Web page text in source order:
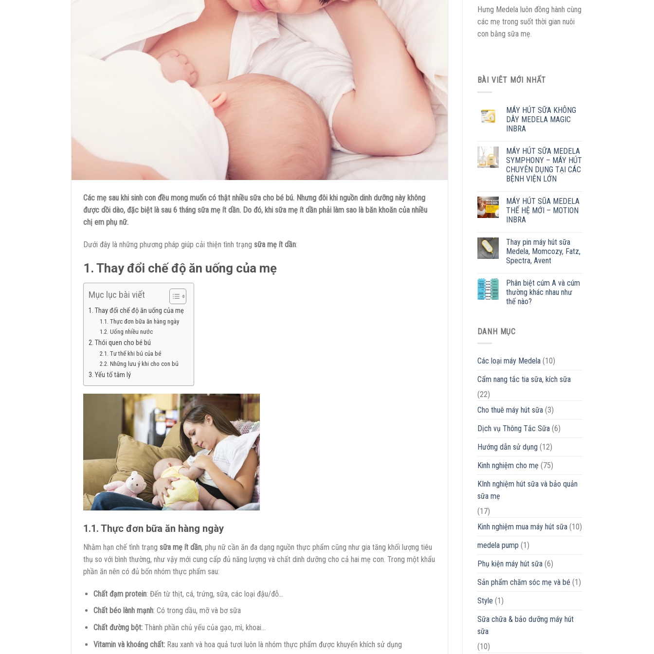
Các mẹ sau khi sinh con đều mong muốn có thật nhiều sữa cho bé bú. Nhưng đôi khi nguồn dinh dưỡng này không
được dồi dào, đặc biệt là sau 6 tháng sữa mẹ ít dần. Do đó, khi sữa mẹ ít dần phải làm sao là băn khoăn của nhiều
chị em phụ nữ.
Dưới đây là những phương pháp giúp cải thiện tình trạng sữa mẹ ít dần:
1. Thay đổi chế độ ăn uống của mẹ
Mục lục bài viết
1. Thay đổi chế độ ăn uống của mẹ
1.1. Thực đơn bữa ăn hàng ngày
1.2. Uống nhiều nước
2. Thói quen cho bé bú
2.1. Tư thế khi bú của bé
2.2. Những lưu ý khi cho con bú
3. Yếu tố tâm lý
1.1. Thực đơn bữa ăn hàng ngày
Nhằm hạn chế tình trạng sữa mẹ ít dần, phụ nữ cần ăn đa dạng nguồn thực phẩm cũng như gia tăng khối lượng tiêu
thụ so với bình thường, như vậy mới cung cấp đủ năng lượng và chất dinh dưỡng cho cả hai mẹ con. Trong một khẩu
phần ăn nên có đủ bốn nhóm thực phẩm sau:
Chất đạm protein: Đến từ thịt, cá, trứng, sữa, các loại đậu/đỗ…
Chất béo lành mạnh: Có trong dầu, mỡ và bơ sữa
Chất đường bột: Thành phần chủ yếu của gạo, mì, khoai…
Vitamin và khoáng chất:Rau xanh và hoa quả tươi luôn là nhóm thực phẩm được khuyến khích sử dụng
Hưng Medela luôn đồng hành cùng
các mẹ trong suốt thời gian nuôi
con bằng sữa mẹ.
BÀI VIÊT MỚI NHẤT
MÁY HÚT SỮA KHÔNG
DÂY MEDELA MAGIC
INBRA
MÁY HÚT SỮA MEDELA
SYMPHONY – MÁY HÚT
CHUYÊN DỤNG TẠI CÁC
BỆNH VIỆN LỚN
MÁY HÚT SŨA MEDELA
THẾ HỆ MỚI – MOTION
INBRA
Thay pin máy hút sữa
Medela, Momcozy, Fatz,
Spectra, Avent
Phân biệt cúm A và cúm
thường khác nhau như
thế nào?
DANH MỤC
Các loại máy Medela(10)
Cẩm nang tắc tia sữa, kích sữa
(22)
Cho thuê máy hút sữa(3)
Dịch vụ Thông Tắc Sữa(6)
Hướng dẫn sử dụng (12)
Kinh nghiệm cho mẹ (75)
KInh nghiệm hút sữa và bảo quản
sữa mẹ
(17)
Kinh nghiệm mua máy hút sữa(10)
medela pump (1)
Phụ kiện máy hút sữa(6)
Sản phẩm chăm sóc mẹ và bé (1)
Style (1)
Sữa chữa & bảo dưỡng máy hút
sữa
(10)